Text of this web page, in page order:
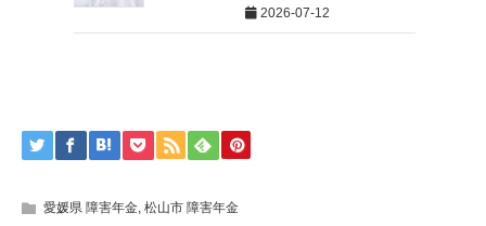
2026-07-12
愛媛県 障害年金 松山市 障害年金